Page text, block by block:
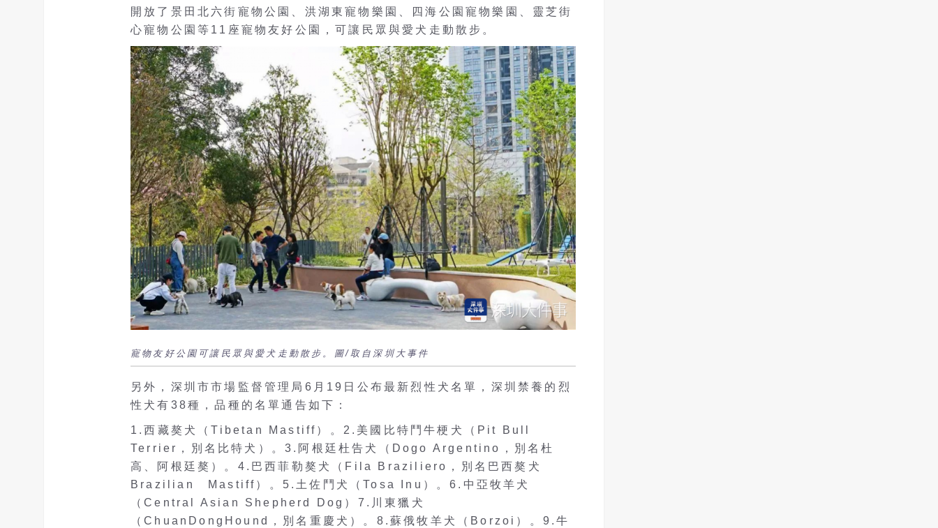
開放了景田北六街寵物公園、洪湖東寵物樂園、四海公園寵物樂園、靈芝街
心寵物公園等11座寵物友好公園，可讓民眾與愛犬走動散步。
寵物友好公園可讓民眾與愛犬走動散步。圖/取自深圳大事件
另外，深圳市市場監督管理局6月19日公布最新烈性犬名單，深圳禁養的烈
性犬有38種，品種的名單通告如下：
1.西藏獒犬（Tibetan Mastiff）。2.美國比特鬥牛梗犬（Pit Bull
Terrier，別名比特犬）。3.阿根廷杜告犬（Dogo Argentino，別名杜
高、阿根廷獒）。4.巴西菲勒獒犬（Fila Braziliero，別名巴西獒犬
Brazilian Mastiff）。5.土佐鬥犬（Tosa Inu）。6.中亞牧羊犬
（Central Asian Shepherd Dog）7.川東獵犬
（ChuanDongHound，別名重慶犬）。8.蘇俄牧羊犬（Borzoi）。9.牛